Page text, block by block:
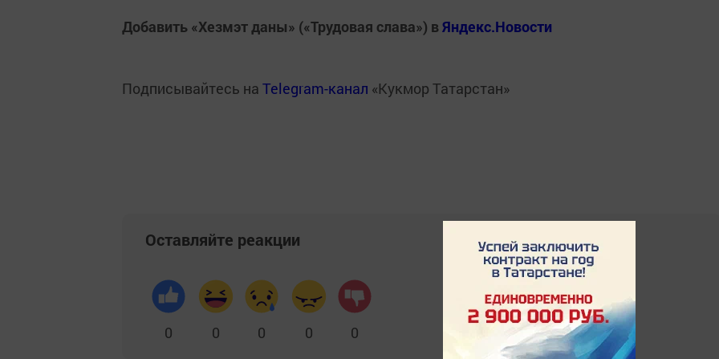
Добавить «Хезмэт даны» («Трудовая слава») вЯндекс.Новости
Подписывайтесь на Telegram-канал «Кукмор Татарстан»
Оставляйте реакции
0 0 0 0 0